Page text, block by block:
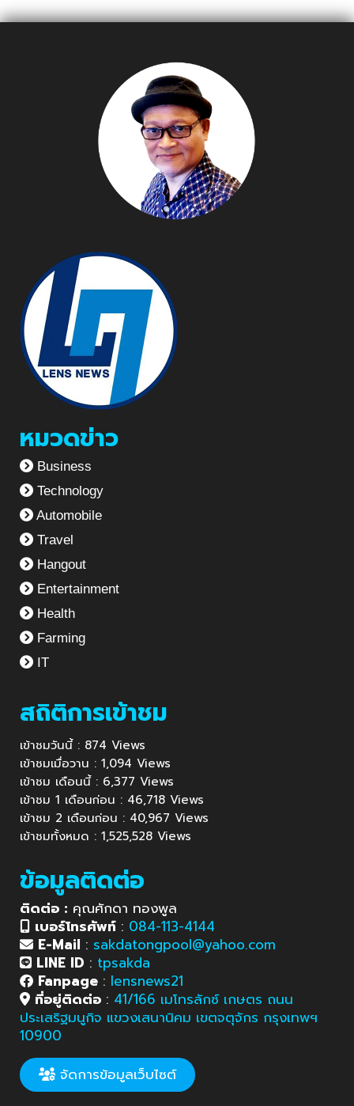
เซอร์ไพรส์ในงานคิง เพาเวอร์
หมวดข่าว
Business
Technology
Automobile
Travel
Hangout
Entertainment
Health
Farming
IT
สถิติการเข้าชม
เข้าชมวันนี้ : 874 Views
เข้าชมเมื่อวาน : 1,094 Views
เข้าชม เดือนนี้ : 6,377 Views
เข้าชม 1 เดือนก่อน : 46,718 Views
เข้าชม 2 เดือนก่อน : 40,967 Views
เข้าชมทั้งหมด : 1,525,528 Views
ข้อมูลติดต่อ
ติดต่อ : คุณศักดา ทองพูล
เบอร์โทรศัพท์ : 084-113-4144
E-Mail : sakdatongpool@yahoo.com
LINE ID : tpsakda
Fanpage : lensnews21
ที่อยู่ติดต่อ : 41/166 เมโทรลักซ์ เกษตร ถนน
ประเสริฐมนูกิจ แขวงเสนานิคม เขตจตุจักร กรุงเทพฯ
10900
จัดการข้อมูลเว็บไซต์